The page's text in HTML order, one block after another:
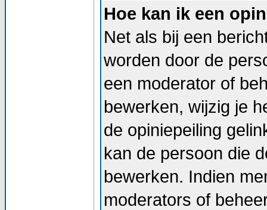
Hoe kan ik een
Net als bij een
worden door de
een moderator of
bewerken, wijzig je
de opiniepeiling
kan de persoon die
bewerken. Indien
moderators of